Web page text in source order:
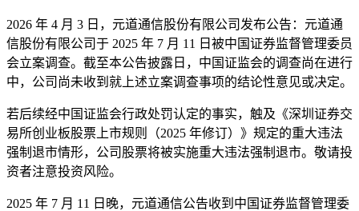
2026 年 4 月 3 日，元道通信股份有限公司发布公告：元道通
信股份有限公司于 2025 年 7 月 11 日被中国证券监督管理委员
会立案调查。截至本公告披露日，中国证监会的调查尚在进行
中，公司尚未收到就上述立案调查事项的结论性意见或决定。
若后续经中国证监会行政处罚认定的事实，触及《深圳证券交
易所创业板股票上市规则（2025 年修订）》规定的重大违法
强制退市情形，公司股票将被实施重大违法强制退市。敬请投
资者注意投资风险。
2025 年 7 月 11 日晚，元道通信公告收到中国证券监督管理委